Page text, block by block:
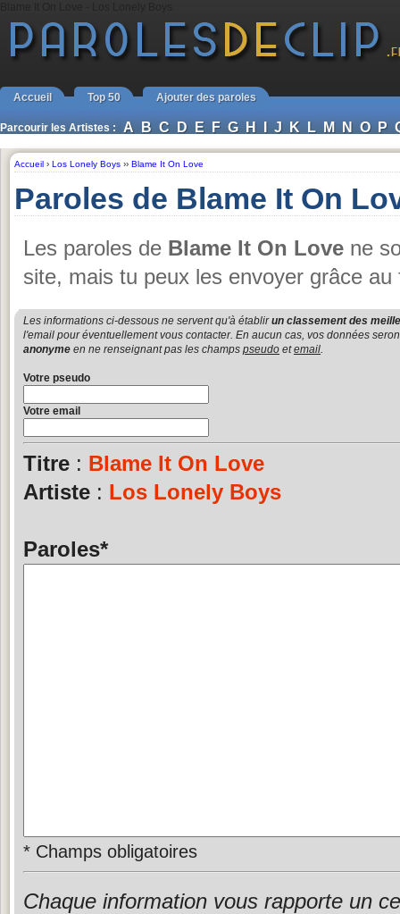
Accueil Top 50 Ajouter des paroles
Parcourir les Artistes : A B C D E F G H I J K L M N O P
Accueil › Los Lonely Boys ›› Blame It On Love
Paroles de Blame It On
Les paroles de Blame It On Love ne
site, mais tu peux les envoyer grâce
Les informations ci-dessous ne servent qu'à établirun classement des
l'email pour éventuellement vous contacter. En aucun cas, vos données
anonyme en ne renseignant pas les champs pseudo etemail.
Votre pseudo
Votre email
Titre : Blame It On Love
Artiste : Los Lonely Boys
Paroles*
* Champs obligatoires
Chaque information vous rapporte un